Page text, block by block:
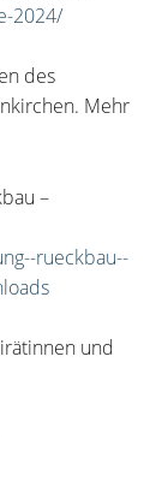
2024/
des
Mehr
–
rueckbau--
und